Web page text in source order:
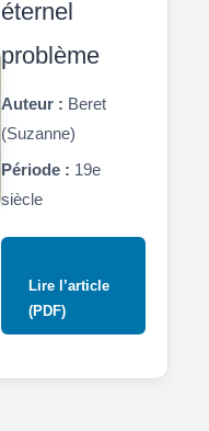
éternel
problème
Auteur : Beret
(Suzanne)
Période : 19e
siècle
Lire l’article
(PDF)